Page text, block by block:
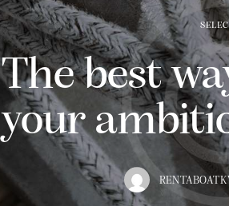
The best
your